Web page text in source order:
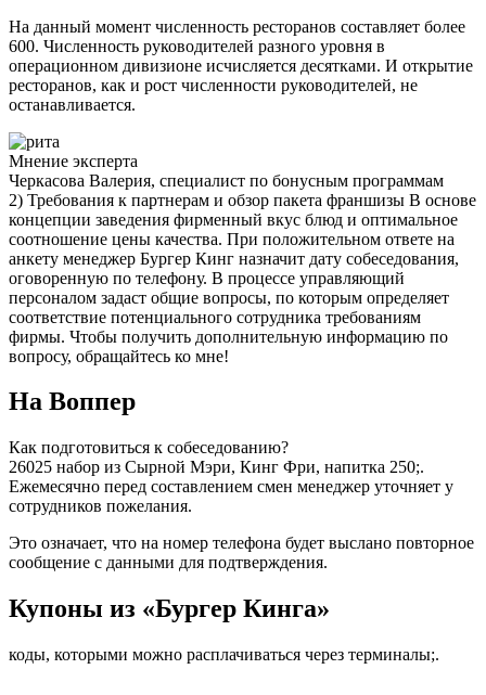
На данный момент численность ресторанов составляет более
600. Численность руководителей разного уровня в
операционном дивизионе исчисляется десятками. И открытие
ресторанов, как и рост численности руководителей, не
останавливается.
Мнение эксперта
Черкасова Валерия, специалист по бонусным программам
2) Требования к партнерам и обзор пакета франшизы В основе
концепции заведения фирменный вкус блюд и оптимальное
соотношение цены качества. При положительном ответе на
анкету менеджер Бургер Кинг назначит дату собеседования,
оговоренную по телефону. В процессе управляющий
персоналом задаст общие вопросы, по которым определяет
соответствие потенциального сотрудника требованиям
фирмы. Чтобы получить дополнительную информацию по
вопросу, обращайтесь ко мне!
На Воппер
Как подготовиться к собеседованию?
26025 набор из Сырной Мэри, Кинг Фри, напитка 250;.
Ежемесячно перед составлением смен менеджер уточняет у
сотрудников пожелания.
Это означает, что на номер телефона будет выслано повторное
сообщение с данными для подтверждения.
Купоны из «Бургер Кинга»
коды, которыми можно расплачиваться через терминалы;.